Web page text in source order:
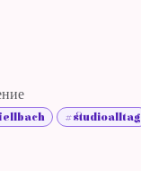
#studioalltag